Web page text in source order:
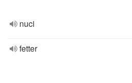
nuci
fetter